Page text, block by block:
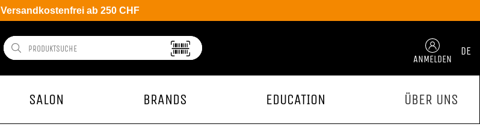
Versandkostenfrei ab 250 CHF
ANMELDEN
DE
SALON BRANDS EDUCATION ÜBER UNS